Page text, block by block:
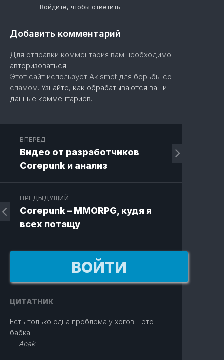
Войдите, чтобы ответить
Добавить комментарий
Для отправки комментария вам необходимо
авторизоваться.
Этот сайт использует Akismet для борьбы со
спамом. Узнайте, как обрабатываются ваши
данные комментариев.
ВПЕРЁД
Видео от разработчиков
Corepunk и анализ
ПРЕДЫДУЩИЙ
Corepunk – MMORPG, кудя я
всех потащу
ВОЙТИ
ЦИТАТНИК
Есть только одна проблема у хогов – это
бабка.
— Anak